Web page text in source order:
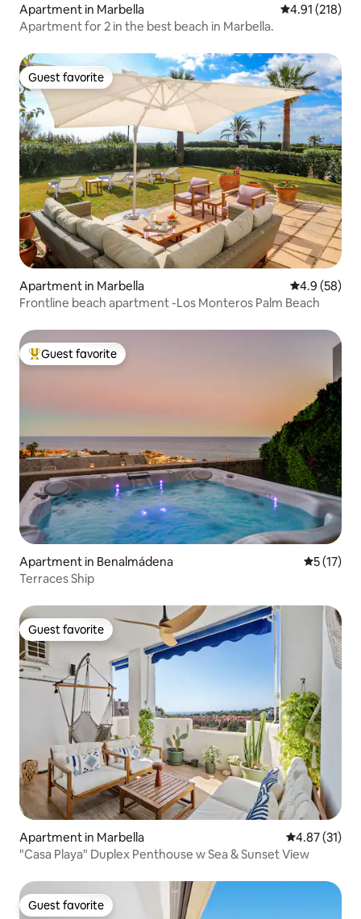
Apartment in Marbella 4.91 out of 5
4.91 (218)
Apartment for 2 in the best beach in Marbella.
Guest favorite
Guest favorite
Apartment in Marbella 4.9 out of 5
4.9 (58)
Frontline beach apartment -Los Monteros Palm Beach
Top guest favorite
Guest favorite
Apartment in Benalmádena 5 out of 5
5 (17)
Terraces Ship
Guest favorite
Guest favorite
Apartment in Marbella 4.87 out of 5
4.87 (31)
"Casa Playa" Duplex Penthouse w Sea & Sunset View
Guest favorite
Guest favorite